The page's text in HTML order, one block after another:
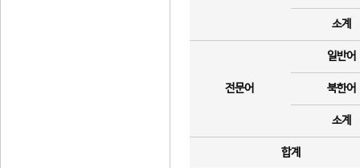
소계
전문어
일반어
북한어
소계
합계